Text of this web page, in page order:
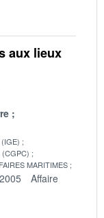
aux lieux
(CGPC)
MARITIMES
Affaire